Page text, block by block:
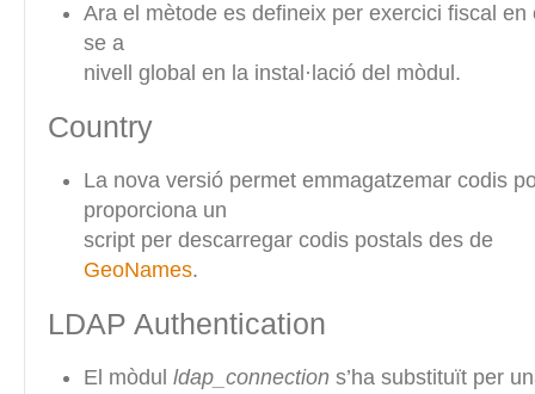
Ara el mètode es defineix per exercici fiscal en
se a
nivell global en la instal·lació del mòdul.
Country
La nova versió permet emmagatzemar codis
proporciona un
script per descarregar codis postals des de
GeoNames.
LDAP Authentication
El mòdul ldap_connection s’ha substituït per